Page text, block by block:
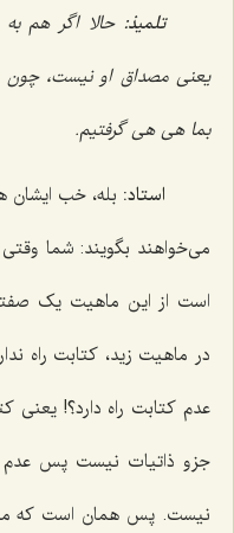
تلمیذ:حالا اگر هم
یعنی مصداق او نیست،
بما هی هى گرفتیم.
استاد: بله، خب ایشان
می‌خواهند بگویند: شما
است از این ماهیت یک
در ماهیت زید، کتابت راه
عدم کتابت راه دارد؟!
جزو ذاتیات نیست پس عدم
نیست. پس همان است که ما